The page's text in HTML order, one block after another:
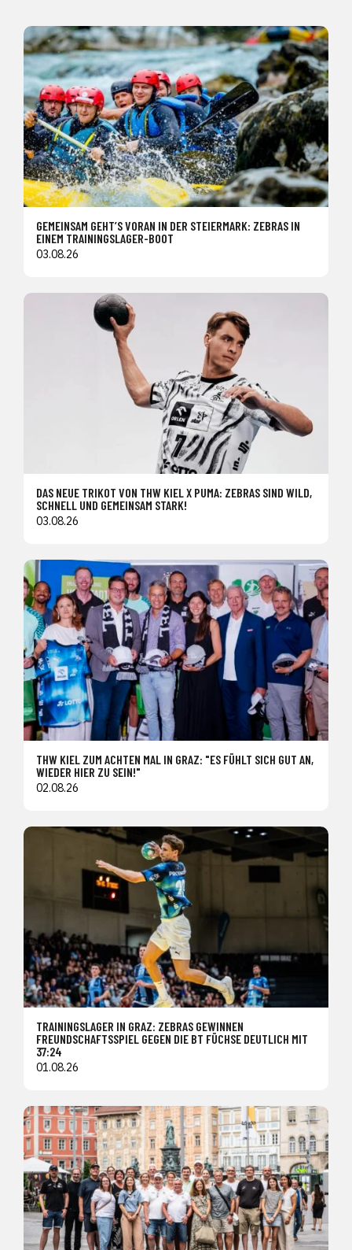
GEMEINSAM GEHT’S VORAN IN DER STEIERMARK: ZEBRAS IN
EINEM TRAININGSLAGER-BOOT
03.08.26
DAS NEUE TRIKOT VON THW KIEL X PUMA: ZEBRAS SIND WILD,
SCHNELL UND GEMEINSAM STARK!
03.08.26
THW KIEL ZUM ACHTEN MAL IN GRAZ: "ES FÜHLT SICH GUT AN,
WIEDER HIER ZU SEIN!"
02.08.26
TRAININGSLAGER IN GRAZ: ZEBRAS GEWINNEN
FREUNDSCHAFTSSPIEL GEGEN DIE BT FÜCHSE DEUTLICH MIT
37:24
01.08.26